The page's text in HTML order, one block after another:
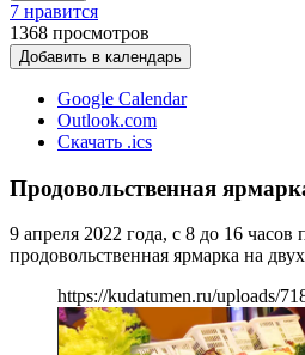
7 нравится
1368 просмотров
Добавить в календарь
Google Calendar
Outlook.com
Скачать .ics
Продовольственная
9 апреля 2022 года, с 8 до 16 часов
продовольственная ярмарка на
https://kudatumen.ru/uploads/